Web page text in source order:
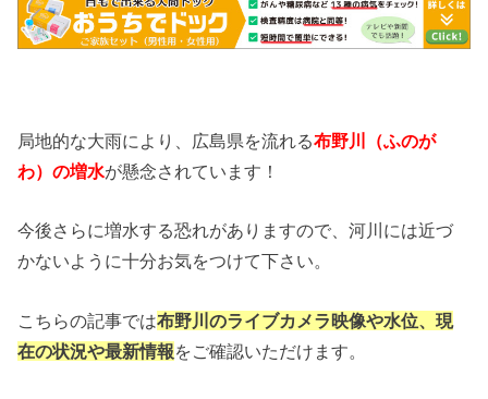
局地的な大雨により、広島県を流れる布野川
（ふのが
わ）の増水が懸念されています！
今後さらに増水する恐れがありますので、河川には近づ
かないように十分お気をつけて下さい。
こちらの記事では布野川のライブカメラ映像や水位、現
在の状況や最新情報をご確認いただけます。